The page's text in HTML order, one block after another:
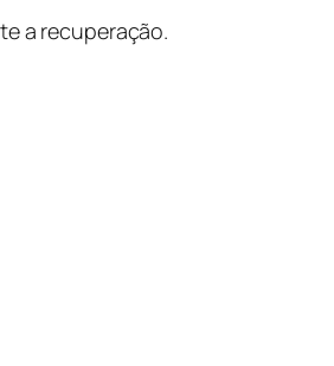
a recuperação.